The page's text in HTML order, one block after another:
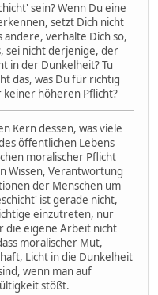
sein? Wenn Du eine
setzt Dich nicht
andere, verhalte Dich so,
sei nicht derjenige, der
in der Dunkelheit? Tu
das, was Du für richtig
keiner höheren Pflicht?
Kern dessen, was viele
öffentlichen Lebens
moralischer Pflicht
Wissen, Verantwortung
der Menschen um
ist gerade nicht,
einzutreten, nur
die eigene Arbeit nicht
moralischer Mut,
Licht in die Dunkelheit
wenn man auf
stößt.